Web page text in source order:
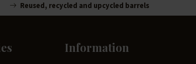
Reused, recycled and upcycled barrels
Information